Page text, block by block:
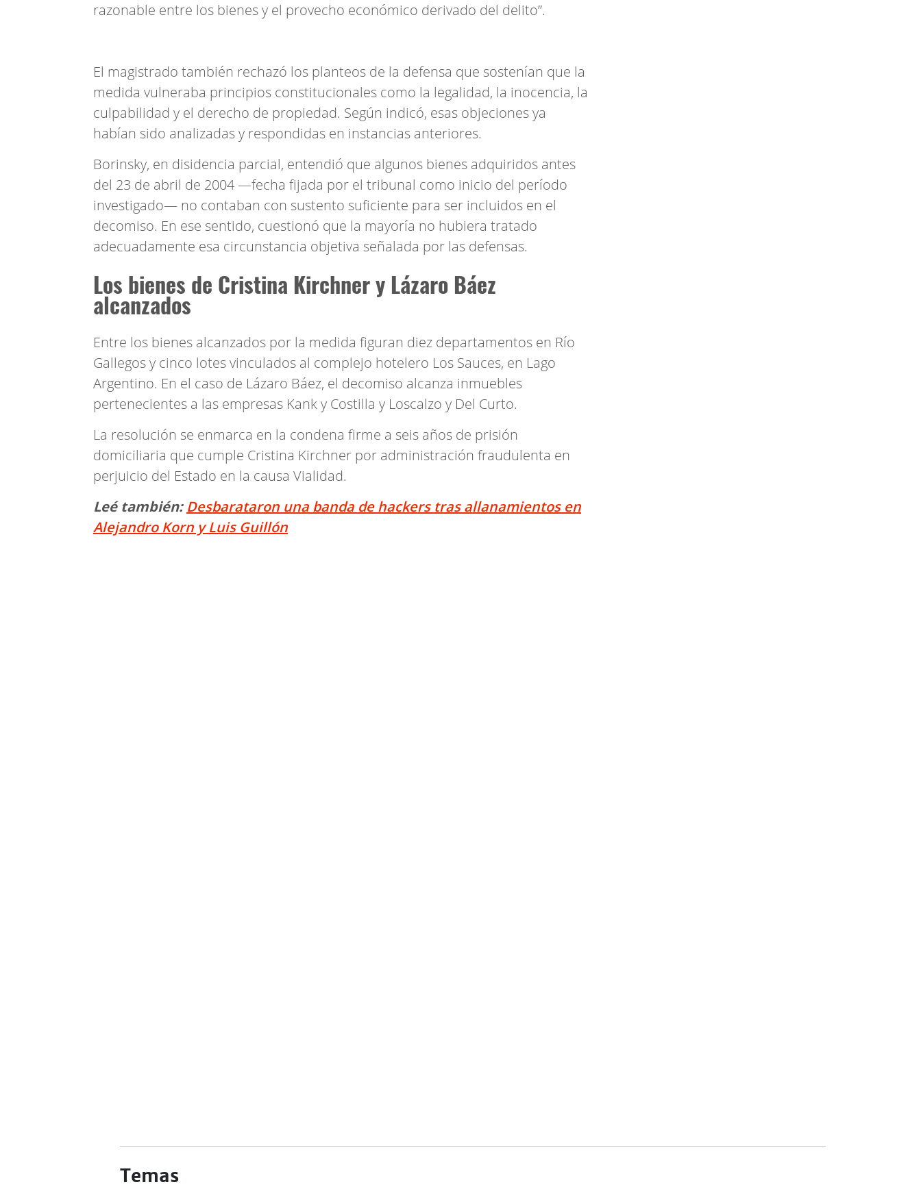
razonable entre los bienes y el provecho económico derivado del delito”.
El magistrado también rechazó los planteos de la defensa que sostenían que la
medida vulneraba principios constitucionales como la legalidad, la inocencia, la
culpabilidad y el derecho de propiedad. Según indicó, esas objeciones ya
habían sido analizadas y respondidas en instancias anteriores.
Borinsky, en disidencia parcial, entendió que algunos bienes adquiridos antes
del 23 de abril de 2004 —fecha fijada por el tribunal como inicio del período
investigado— no contaban con sustento suficiente para ser incluidos en el
decomiso. En ese sentido, cuestionó que la mayoría no hubiera tratado
adecuadamente esa circunstancia objetiva señalada por las defensas.
Los bienes de Cristina Kirchner y Lázaro Báez
alcanzados
Entre los bienes alcanzados por la medida figuran diez departamentos en Río
Gallegos y cinco lotes vinculados al complejo hotelero Los Sauces, en Lago
Argentino. En el caso de Lázaro Báez, el decomiso alcanza inmuebles
pertenecientes a las empresas Kank y Costilla y Loscalzo y Del Curto.
La resolución se enmarca en la condena firme a seis años de prisión
domiciliaria que cumple Cristina Kirchner por administración fraudulenta en
perjuicio del Estado en la causa Vialidad.
Leé también: Desbarataron una banda de hackers tras allanamientos en
Alejandro Korn y Luis Guillón
Temas